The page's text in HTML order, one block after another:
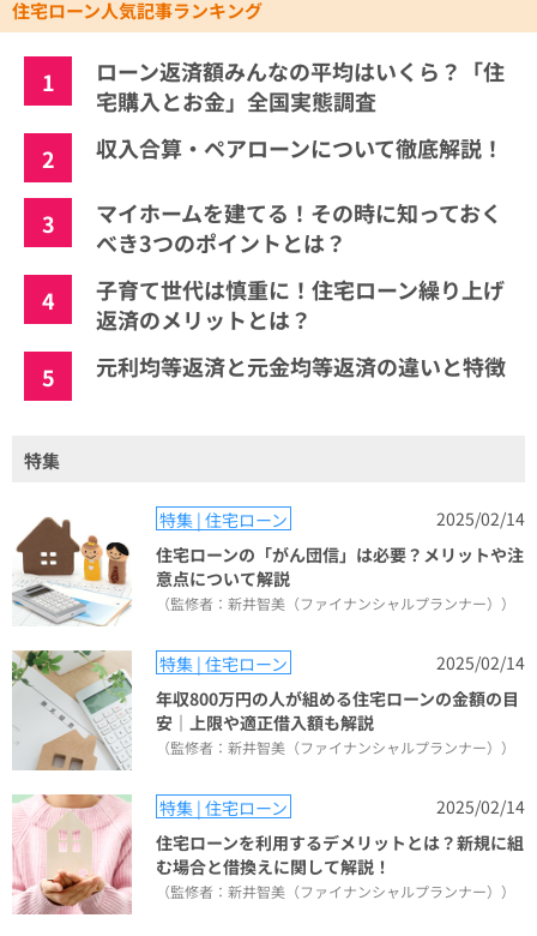
住宅ローン人気記事ランキング
1
ローン返済額みんなの平均はいくら？「住
宅購入とお金」全国実態調査
2
収入合算・ペアローンについて徹底解説！
3
マイホームを建てる！その時に知っておく
べき3つのポイントとは？
4
子育て世代は慎重に！住宅ローン繰り上げ
返済のメリットとは？
5
元利均等返済と元金均等返済の違いと特徴
特集
特集 | 住宅ローン
2025/02/14
住宅ローンの「がん団信」は必要？メリットや注
意点について解説
（監修者：新井智美（ファイナンシャルプランナー））
特集 | 住宅ローン
2025/02/14
年収800万円の人が組める住宅ローンの金額の目
安｜上限や適正借入額も解説
（監修者：新井智美（ファイナンシャルプランナー））
特集 | 住宅ローン
2025/02/14
住宅ローンを利用するデメリットとは？新規に組
む場合と借換えに関して解説！
（監修者：新井智美（ファイナンシャルプランナー））